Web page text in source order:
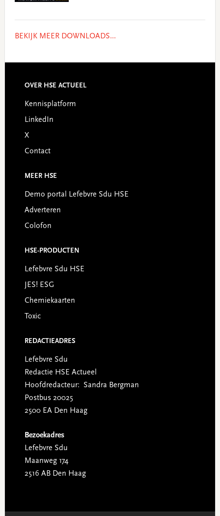
BEKIJK MEER DOWNLOADS...
Footer
OVER HSE ACTUEEL
Kennisplatform
LinkedIn
X
Contact
MEER HSE
Demo portal Lefebvre Sdu HSE
Adverteren
Colofon
HSE-PRODUCTEN
Lefebvre Sdu HSE
JES! ESG
Chemiekaarten
Toxic
REDACTIEADRES
Lefebvre Sdu
Redactie HSE Actueel
Hoofdredacteur: Sandra Bergman
Postbus 20025
2500 EA Den Haag
Bezoekadres
Lefebvre Sdu
Maanweg 174
2516 AB Den Haag